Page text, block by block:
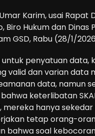
Karim, usai Rapat
Biro Hukum dan Dinas
GSD, Rabu (28/1/
untuk penyatuan
valid dan varian data
data, namun
keterlibatan
hanya
tetap orang-
bahwa soal